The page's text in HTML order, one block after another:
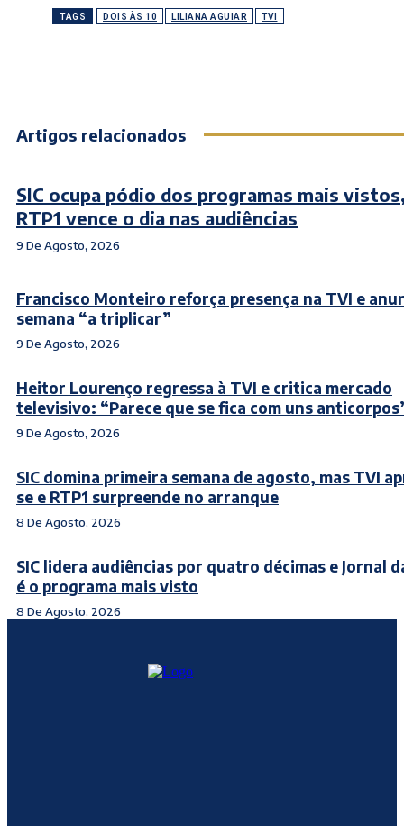
TAGS DOIS ÀS 10 LILIANA AGUIAR TVI
Artigos relacionados
SIC ocupa pódio dos programas mais
RTP1 vence o dia nas audiências
9 De Agosto, 2026
Francisco Monteiro reforça presença na TVI e
semana “a triplicar”
9 De Agosto, 2026
Heitor Lourenço regressa à TVI e critica mercado
televisivo: “Parece que se fica com uns
9 De Agosto, 2026
SIC domina primeira semana de agosto, mas TVI
se e RTP1 surpreende no arranque
8 De Agosto, 2026
SIC lidera audiências por quatro décimas e Jornal
é o programa mais visto
8 De Agosto, 2026